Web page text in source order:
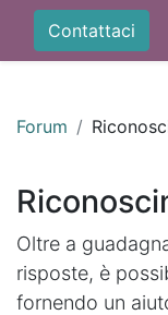
Contattaci
Forum
Oltre a
risposte, è
fornendo un